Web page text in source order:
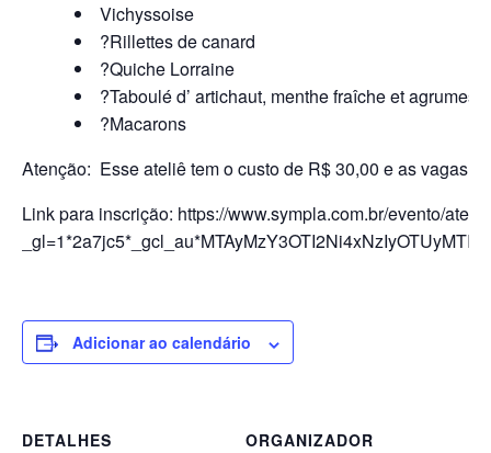
Vichyssoise
?Rillettes de canard
?Quiche Lorraine
?Taboulé d’ artichaut, menthe fraîche et agrumes
?Macarons
Atenção: Esse ateliê tem o custo de R$ 30,00 e as vagas
Link para inscrição: https://www.sympla.com.br/evento/
Adicionar ao calendário
DETALHES
ORGANIZADOR